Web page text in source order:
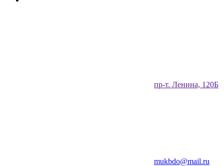
​пр-т. Ленина, 120Б​
mukbdo@mail.ru